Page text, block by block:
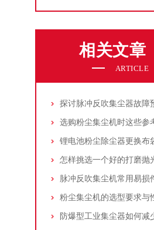
相关文章
ARTICLE
粉尘集尘机的选型要求与